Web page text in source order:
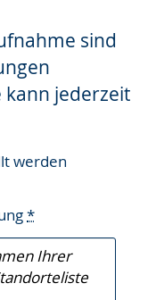
sind
jederzeit
werden
*